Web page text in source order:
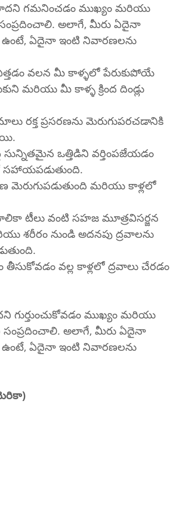
గమనించడం ముఖ్యం మరియు
అలాగే, మీరు ఏదైనా
ఉంటే, ఏదైనా ఇంటి నివారణలను
వలన మీ కాళ్ళలో పేరుకుపోయే
మరియు మీ కాళ్ళ క్రింద దిండ్లు
ప్రసరణను మెరుగుపరచడానికి
సున్నితమైన ఒత్తిడిని వర్తింపజేయడం
సహాయపడుతుంది.
మెరుగుపడుతుంది మరియు కాళ్లలో
టీలు వంటి సహజ మూత్రవిసర్జన
శరీరం నుండి అదనపు ద్రవాలను
తీసుకోవడం వల్ల కాళ్లలో ద్రవాలు చేరడం
ముఖ్యం మరియు
అలాగే, మీరు ఏదైనా
ఉంటే, ఏదైనా ఇంటి నివారణలను